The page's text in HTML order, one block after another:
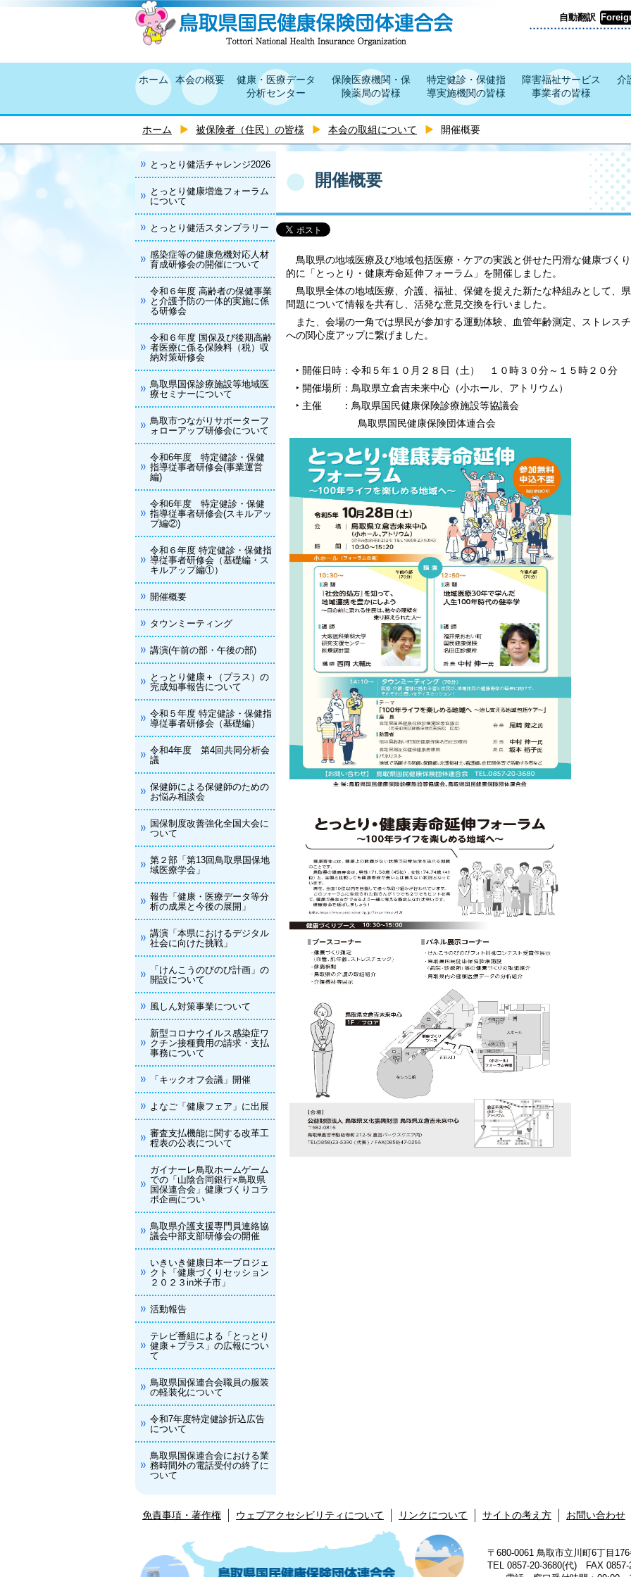
自動翻訳
ホーム 本会の概要
健康・医療データ
分析センター
保険医療機関・保
険薬局の皆様
特定健診・保健指
導実施機関の皆様
障害福祉サービス
事業者の皆様
介
ホーム 被保険者（住民）の皆様 本会の取組について 開催概要
とっとり健活チャレンジ2026
とっとり健康増進フォーラム
について
とっとり健活スタンプラリー
感染症等の健康危機対応人材
育成研修会の開催について
令和６年度 高齢者の保健事業
と介護予防の一体的実施に係
る研修会
令和６年度 国保及び後期高齢
者医療に係る保険料（税）収
納対策研修会
鳥取県国保診療施設等地域医
療セミナーについて
鳥取市つながりサポーターフ
ォローアップ研修会について
令和6年度 特定健診・保健
指導従事者研修会(事業運営
編)
令和6年度 特定健診・保健
指導従事者研修会(スキルアッ
プ編②)
令和６年度 特定健診・保健指
導従事者研修会（基礎編・ス
キルアップ編①）
開催概要
タウンミーティング
講演(午前の部・午後の部)
とっとり健康＋（プラス）の
完成知事報告について
令和５年度 特定健診・保健指
導従事者研修会（基礎編）
令和4年度 第4回共同分析会
議
保健師による保健師のための
お悩み相談会
国保制度改善強化全国大会に
ついて
第２部「第13回鳥取県国保地
域医療学会」
報告「健康・医療データ等分
析の成果と今後の展開」
講演「本県におけるデジタル
社会に向けた挑戦」
「けんこうのびのび計画」の
開設について
風しん対策事業について
新型コロナウイルス感染症ワ
クチン接種費用の請求・支払
事務について
「キックオフ会議」開催
よなご「健康フェア」に出展
審査支払機能に関する改革工
程表の公表について
ガイナーレ鳥取ホームゲーム
での「山陰合同銀行×鳥取県
国保連合会」健康づくりコラ
ボ企画につい
鳥取県介護支援専門員連絡協
議会中部支部研修会の開催
いきいき健康日本一プロジェ
クト「健康づくりセッション
２０２３in米子市」
活動報告
テレビ番組による「とっとり
健康＋プラス」の広報につい
て
鳥取県国保連合会職員の服装
の軽装化について
令和7年度特定健診折込広告
について
鳥取県国保連合会における業
務時間外の電話受付の終了に
ついて
開催概要
鳥取県の地域医療及び地域包括医療・ケアの実践と併せた円滑な健康づく
的に「とっとり・健康寿命延伸フォーラム」を開催しました。
鳥取県全体の地域医療、介護、福祉、保健を捉えた新たな枠組みとして、
問題について情報を共有し、活発な意見交換を行いました。
また、会場の一角では県民が参加する運動体験、血管年齢測定、ストレス
への関心度アップに繋げました。
‣ 開催日時：令和５年１０月２８日（土） １０時３０分～１５時２０分
‣ 開催場所：鳥取県立倉吉未来中心（小ホール、アトリウム）
‣ 主催 ：鳥取県国民健康保険診療施設等協議会
鳥取県国民健康保険団体連合会
免責事項・著作権 ウェブアクセシビリティについて リンクについて サイトの考え方 お問い合わせ
〒680-0061 鳥取市立川町6丁目
TEL 0857-20-3680(代) FAX 0857-